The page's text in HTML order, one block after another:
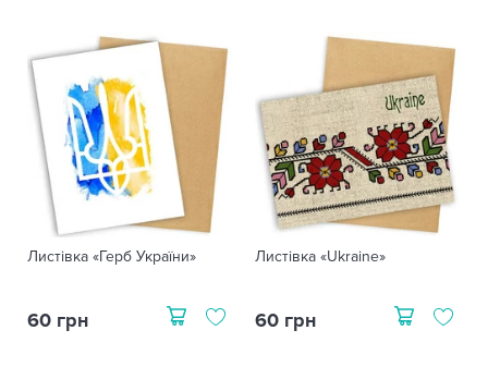
Листівка «Герб України»
60 грн
Листівка «Ukraine»
60 грн